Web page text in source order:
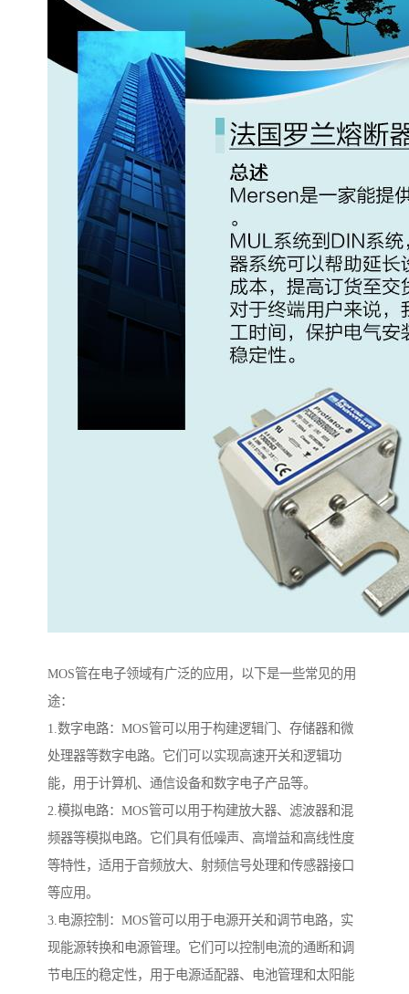
MOS管在电子领域有广泛的应用，以下是一些常见的用
途：
1.数字电路：MOS管可以用于构建逻辑门、存储器和微
处理器等数字电路。它们可以实现高速开关和逻辑功
能，用于计算机、通信设备和数字电子产品等。
2.模拟电路：MOS管可以用于构建放大器、滤波器和混
频器等模拟电路。它们具有低噪声、高增益和高线性度
等特性，适用于音频放大、射频信号处理和传感器接口
等应用。
3.电源控制：MOS管可以用于电源开关和调节电路，实
现能源转换和电源管理。它们可以控制电流的通断和调
节电压的稳定性，用于电源适配器、电池管理和太阳能